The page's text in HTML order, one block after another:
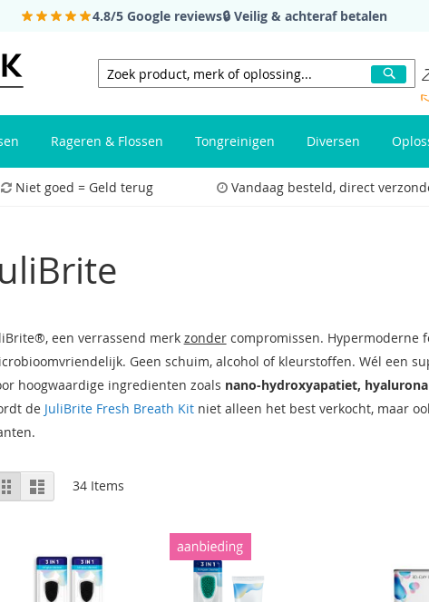
4.8/5 Google reviews🔒 Veilig & achteraf betalen
Zoeken
Rageren & Flossen Tongreinigen Diversen
Niet goed = Geld terug Vandaag besteld, direct
een verrassend merk zondercompromissen. Hypermoderne
Geen schuim, alcohol of kleurstoffen. Wél een
hoogwaardige ingredienten zoals nano-hydroxyapatiet,
de JuliBrite Fresh Breath Kitniet alleen het best verkocht, maar
Bekijken
als
RoosterLijst 34Items